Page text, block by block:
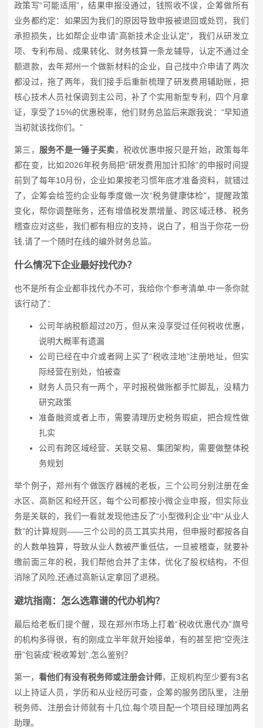
政策写“可能适用”，结果申报没通过，钱照收不误，企筹做所有
业务都约定：如果因为我们的原因导致申报被退回或处罚，我们
承担损失，比如帮企业申请“高新技术企业认定”，我们从研发立
项、专利布局、成果转化、财务核算一条龙辅导，认定不通过全
额退款，去年郑州一个做新材料的企业，自己找中介申请了两次
都没过，拖了两年，我们接手后重新梳理了研发费用辅助账，把
核心技术人员社保调到主公司，补了个实用新型专利，四个月拿
证，享受了15%的优惠税率，他们财务总监后来跟我说：“早知道
当初就该找你们。”
第三， 服务不是一锤子买卖，税收优惠申报只是开始，政策每年
都在变，比如2026年税务局把“研发费用加计扣除”的申报时间提
前到了每年10月份，企业如果按老习惯年底才准备资料，就错过
了，企筹会给签约企业每季度做一次“税务健康体检”，提醒政策
变化，帮你调整账务，还有增值税发票增量、跨区域迁移、税务
稽查应对这些，我们都有相应的支持，说白了，相当于你花一份
钱,请了一个随时在线的编外财务总监。
什么情况下企业最好找代办？
也不是所有企业都非找代办不可，我给你个参考清单,中一条你就
该行动了：
公司年纳税额超过20万，但从来没享受过任何税收优惠，
说明大概率有遗漏
公司已经在中介或者网上买了“税收洼地”注册地址，但实
际经营在别处，怕被查
财务人员只有一两个，平时报税做账都手忙脚乱，没精力
研究政策
准备融资或者上市，需要清理历史税务瑕疵，把合规性做
扎实
公司有跨区域经营、关联交易、集团架构，需要做整体税
务规划
举个例子，郑州有个做医疗器械的老板，三个公司分别注册在金
水区、高新区和经开区，每个公司都按小微企业申报，但实际业
务是关联的，我们一看就发现他违反了“小型微利企业”中“从业人
数”的计算规则——三个公司的员工其实共用，但申报时都按各自
的人数单独算，导致从业人数被严重低估，一旦被稽查，就要补
缴前面三年的税，我们帮他合并了主体，优化了股权结构，不但
消除了风险,还通过高新认定拿回了退税。
避坑指南：怎么选靠谱的代办机构？
最后给老板们提个醒，现在郑州市场上打着“税收优惠代办”旗号
的机构多得很，有的刚成立半年就开始接单，有的甚至把“空壳注
册”包装成“税收筹划”,怎么鉴别？
第一， 看他们有没有税务师或注册会计师，正规机构至少要有3名
以上持证人员，学历和从业经历可查，企筹的服务团队里，注册
税务师、注册会计师就有十几位,每个项目配一个项目经理加两名
助理。